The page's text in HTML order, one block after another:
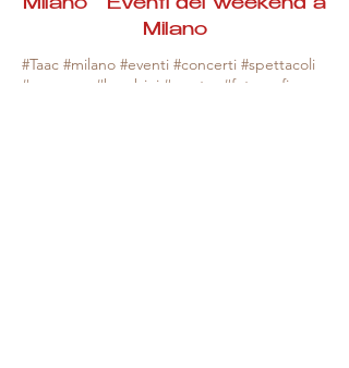
Milano Eventi del weekend a
Milano
#Taac #milano #eventi #concerti #spettacoli
#rassegne #bambini #mostre #fotografia